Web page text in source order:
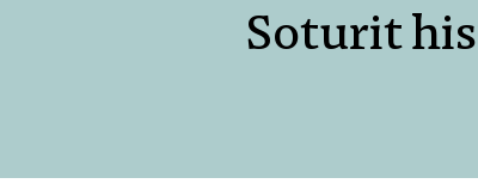
Soturit